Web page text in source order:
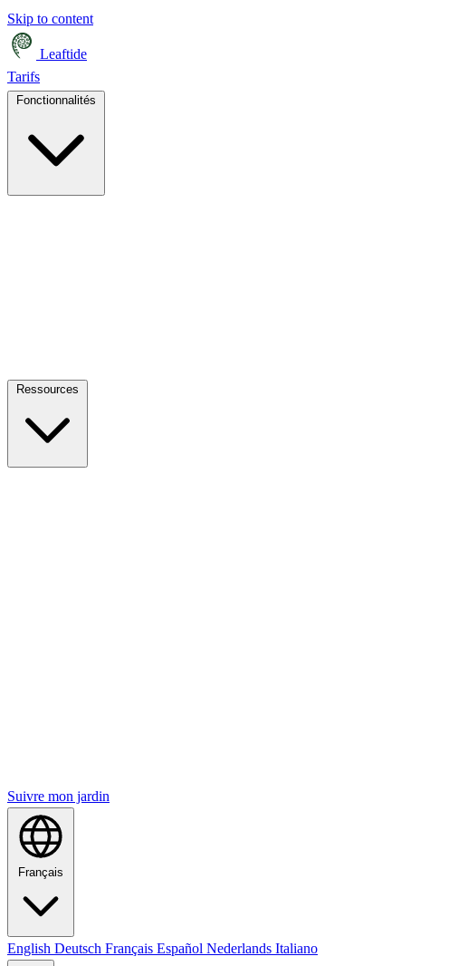
Skip to content
Leaftide
Tarifs
Suivre mon jardin
Français
English Deutsch Français Español Nederlands Italiano